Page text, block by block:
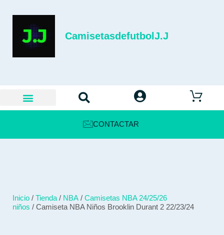
CamisetasdefutbolJ.J
CONTACTAR
Inicio / Tienda / NBA / Camisetas NBA 24/25/26
niños / Camiseta NBA Niños Brooklin Durant 2 22/23/24